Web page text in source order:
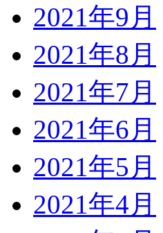
2021年9月
2021年8月
2021年7月
2021年6月
2021年5月
2021年4月